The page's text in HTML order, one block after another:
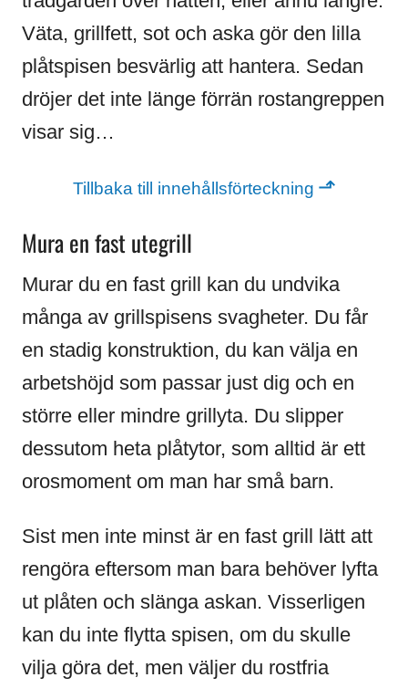
Väta, grillfett, sot och aska gör den lilla
plåtspisen besvärlig att hantera. Sedan
dröjer det inte länge förrän rostangreppen
visar sig…
Tillbaka till innehållsförteckning ⬏
Mura en fast utegrill
Murar du en fast grill kan du undvika
många av grillspisens svagheter. Du får
en stadig konstruktion, du kan välja en
arbetshöjd som passar just dig och en
större eller mindre grillyta. Du slipper
dessutom heta plåtytor, som alltid är ett
orosmoment om man har små barn.
Sist men inte minst är en fast grill lätt att
rengöra eftersom man bara behöver lyfta
ut plåten och slänga askan. Visserligen
kan du inte flytta spisen, om du skulle
vilja göra det, men väljer du rostfria